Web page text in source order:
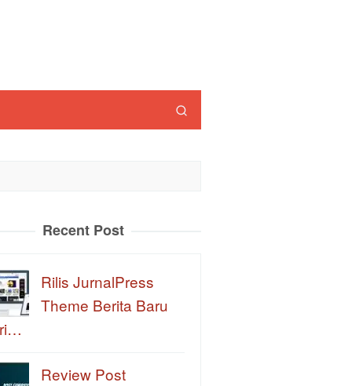
Recent Post
Rilis JurnalPress
Theme Berita Baru
Review Post